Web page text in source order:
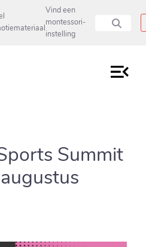
Summit
en direct naar pagina
Vind een
montessori-
instelling